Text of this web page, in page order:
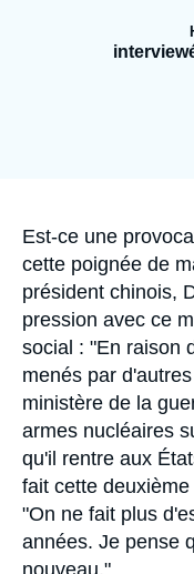
Accroche
Est-ce une
cette poignée de
président chinois,
pression avec ce
social : "En raison
menés par
ministère de la
armes nucléaires
qu'il rentre aux
fait cette
"On ne fait plus
années. Je pense
nouveau."